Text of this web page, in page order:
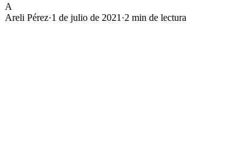
A
Areli Pérez·1 de julio de 2021 ·2 min de lectura